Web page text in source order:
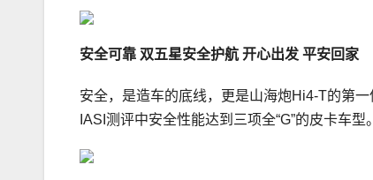
安全可靠 双五星安全护航 开心出发 平安回家
安全，是造车的底线，更是山海炮Hi4-T的第
IASI测评中安全性能达到三项全“G”的皮卡车型。